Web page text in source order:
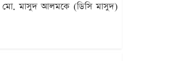
মো. মাসুদ আলমকে (ডিসি মাসুদ)